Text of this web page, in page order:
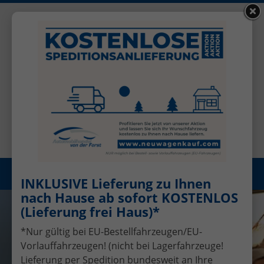
Öffnungszeiten: Mo - Fr 08.00 - 17.00
Registrieren
INKLUSIVE Lieferung zu Ihnen
nach Hause ab sofort KOSTENLOS
(Lieferung frei Haus)*
*Nur gültig bei EU-Bestellfahrzeugen/EU-
Vorlauffahrzeugen! (nicht bei Lagerfahrzeuge!
Lieferung per Spedition bundesweit an Ihre